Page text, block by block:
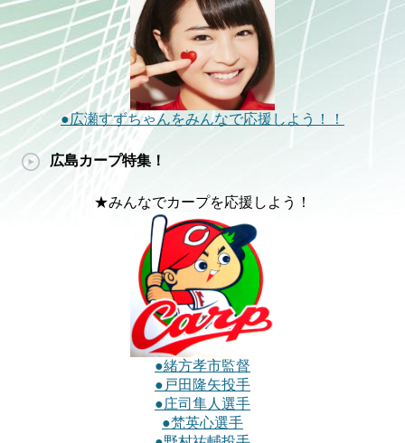
●広瀬すずちゃんをみんなで応援しよう！！
広島カープ特集！
★みんなでカープを応援しよう！
●緒方孝市監督
●戸田隆矢投手
●庄司隼人選手
●梵英心選手